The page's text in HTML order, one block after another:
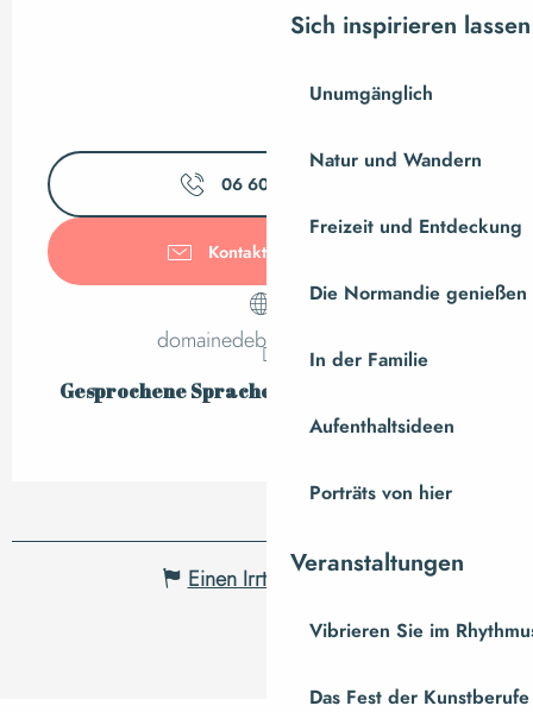
Sich inspirieren lassen
Unumgänglich
Natur und Wandern
Freizeit und Entdeckung
Die Normandie genießen
In der Familie
Aufenthaltsideen
Porträts von hier
Veranstaltungen
Vibrieren Sie im
Das Fest der Kunstberufe
06 60 82 22
Kontaktieren Sie uns
domainedebraffais.free.fr
Gesprochene Sprachen
Gesprochene Sprachen
Einen Irrtum angeben